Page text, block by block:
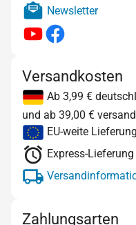
Newsletter
Versandkosten
Ab 3,99 €
und ab 39,00 €
EU-weite
Express-
Zahlungsarten